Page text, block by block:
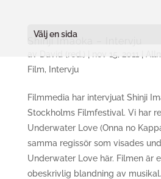
Välj en sida
Shinji Imaoka – Intervju
Film, Intervju
Filmmedia har intervjuat Shinji
Stockholms Filmfestival. Vi har
Underwater Love (Onna no
samma regissör som visades
Underwater Love här. Filmen är
obeskrivlig blandning av